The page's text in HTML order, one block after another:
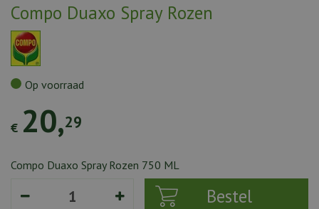
Compo Duaxo Spray Rozen
€ 20,29
Op voorraad
Compo Duaxo Spray Rozen 750 ML